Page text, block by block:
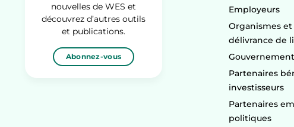
nouvelles de WES et
découvrez d’autres outils
et publications.
Abonnez-vous
Employeurs
Organismes
délivrance de
Partenaires
investisseurs
Partenaires
politiques